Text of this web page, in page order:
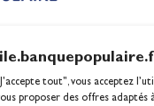
tout", vous acceptez
proposer des offres adaptés